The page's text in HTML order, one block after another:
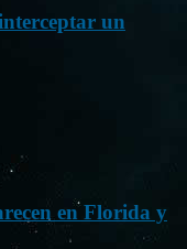
un
en Florida y